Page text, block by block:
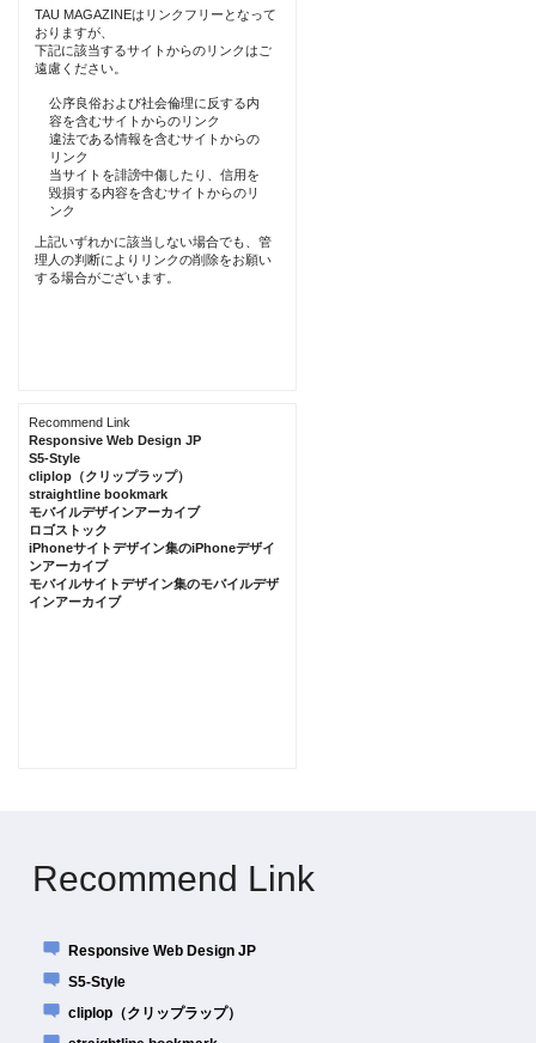
TAU MAGAZINEはリンクフリーとなって
おりますが、
下記に該当するサイトからのリンクはご
遠慮ください。
公序良俗および社会倫理に反する内
容を含むサイトからのリンク
違法である情報を含むサイトからの
リンク
当サイトを誹謗中傷したり、信用を
毀損する内容を含むサイトからのリ
ンク
上記いずれかに該当しない場合でも、管
理人の判断によりリンクの削除をお願い
する場合がございます。
Recommend Link
Responsive Web Design JP
S5-Style
cliplop（クリップラップ）
straightline bookmark
モバイルデザインアーカイブ
ロゴストック
iPhoneサイトデザイン集のiPhoneデザイ
ンアーカイブ
モバイルサイトデザイン集のモバイルデザ
インアーカイブ
Recommend Link
Responsive Web Design JP
S5-Style
cliplop（クリップラップ）